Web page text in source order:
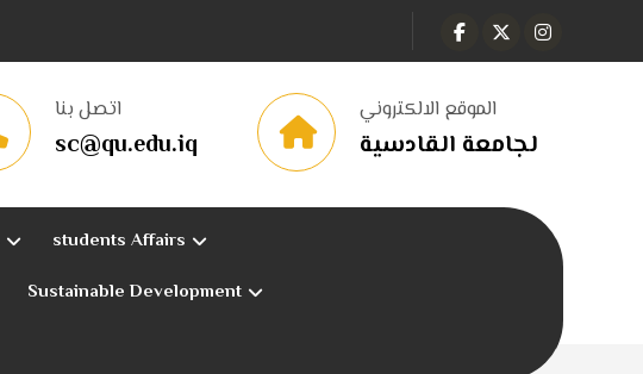
الموقع الالكتروني
لجامعة القادسية
اتصل بنا
sc@qu.edu.iq
students Affairs
Sustainable Development